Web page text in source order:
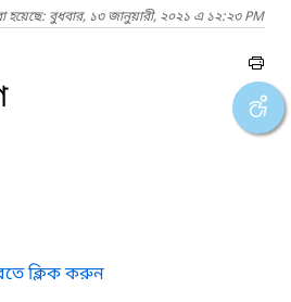
হয়েছে: বুধবার, ১৩ জানুয়ারী, ২০২১ এ ১২:২৩ PM
ক্লিক করুন